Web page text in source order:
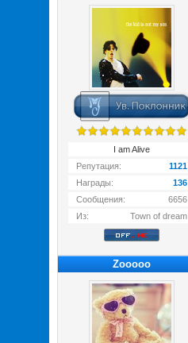
I am Alive
Репутация:
1121
Награды:
136
Сообщения:
6656
Из:
Town of dream
Zooooo